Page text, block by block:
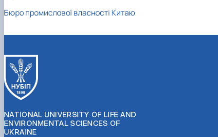
Бюро промислової власності Китаю
NATIONAL UNIVERSITY OF LIFE AND
ENVIRONMENTAL SCIENCES OF
UKRAINE